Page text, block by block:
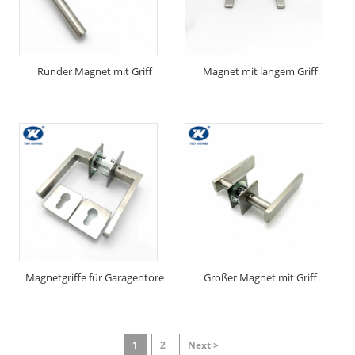
Runder Magnet mit Griff Magnet mit langem Griff
Magnetgriffe für Garagentore Großer Magnet mit Griff
1 2 Next >